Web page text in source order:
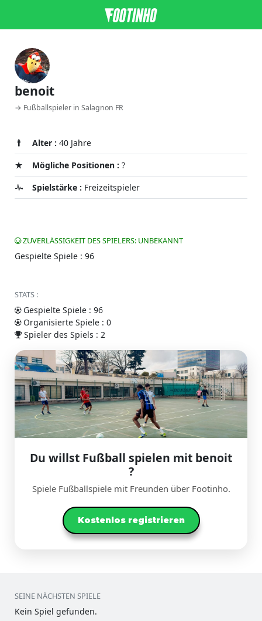
benoit
→ Fußballspieler in Salagnon FR
Alter : 40 Jahre
Mögliche Positionen : ?
Spielstärke : Freizeitspieler
ZUVERLÄSSIGKEIT DES SPIELERS: UNBEKANNT
Gespielte Spiele : 96
STATS :
Gespielte Spiele : 96
Organisierte Spiele : 0
Spieler des Spiels : 2
Du willst Fußball spielen mit benoit
?
Spiele Fußballspiele mit Freunden über Footinho.
Kostenlos registrieren
SEINE NÄCHSTEN SPIELE
Kein Spiel gefunden.